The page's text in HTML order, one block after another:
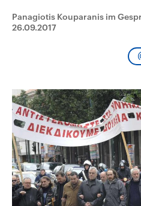
aktuelle Weltgeschehen.
Programm
Panagiotis Kouparanis im
26.09.2017